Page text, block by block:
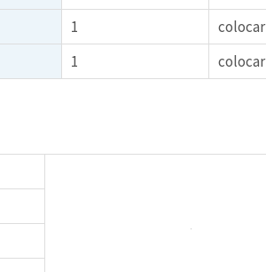
1
colocar
1 colocar